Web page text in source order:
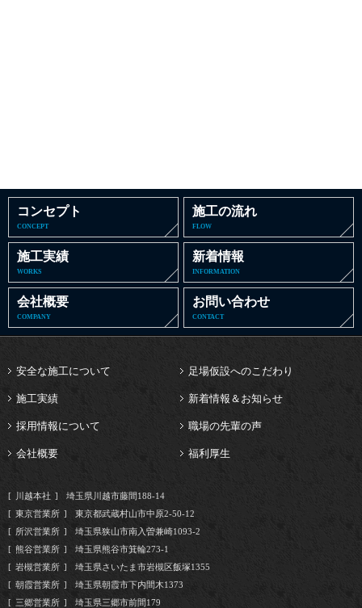
コンセプト
CONCEPT
施工の流れ
FLOW
施工実績
WORKS
新着情報
INFORMATION
会社概要
COMPANY
お問い合わせ
CONTACT
安全な施工について 足場仮設へのこだわり
施工実績 新着情報＆お知らせ
採用情報について 職場の先輩の声
会社概要 福利厚生
川越本社
埼玉県川越市藤間188-14
東京営業所
東京都武蔵村山市中原2-50-12
所沢営業所
埼玉県狭山市南入曽兼崎1093-2
熊谷営業所
埼玉県熊谷市箕輪273-1
岩槻営業所
埼玉県さいたま市岩槻区飯塚1355
朝霞営業所
埼玉県朝霞市下内間木1373
三郷営業所
埼玉県三郷市前間179